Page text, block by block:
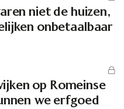
niet de huizen,
onbetaalbaar
op Romeinse
we erfgoed